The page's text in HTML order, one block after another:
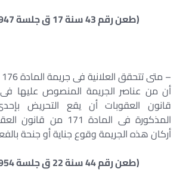
(طعن رقم 43 سنة 17 ق جلسة 21/1/1947)
– متى تتحقق العلانية فى جريمة المادة 176 عقوبات.
قانون العقوبات أن يقع التحريض
المذكورة فى المادة
أركان هذه الجريمة وقوع جناية أو جنحة
(طعن رقم 44 سنة 22 ق جلسة 12/4/1954)